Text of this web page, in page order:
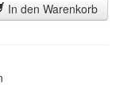
In den Warenkorb